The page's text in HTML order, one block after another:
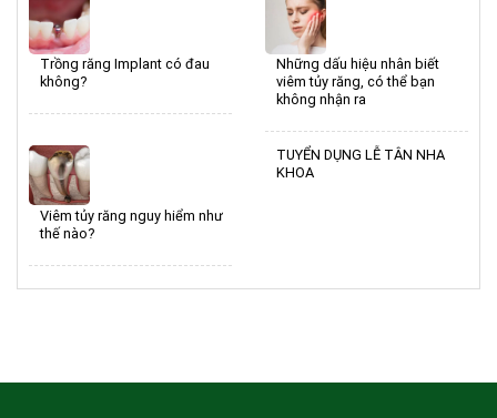
Trồng răng Implant có đau
không?
Những dấu hiệu nhân biết
viêm tủy răng, có thể bạn
không nhận ra
Viêm tủy răng nguy hiểm như
thế nào?
TUYỂN DỤNG LỄ TÂN NHA
KHOA